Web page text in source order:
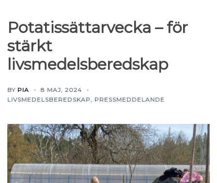
Potatissättarvecka – för
stärkt
livsmedelsberedskap
BY PIA
8 MAJ, 2024
LIVSMEDELSBEREDSKAP, PRESSMEDDELANDE